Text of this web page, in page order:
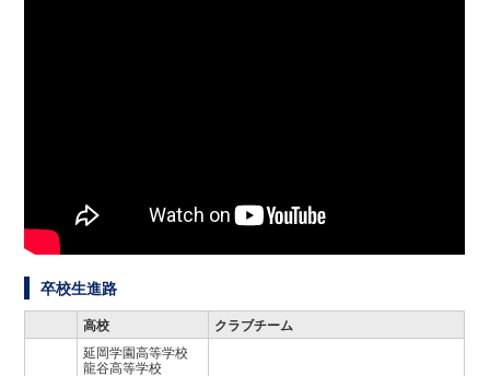
卒校生進路
高校 クラブチーム
延岡学園高等学校
龍谷高等学校